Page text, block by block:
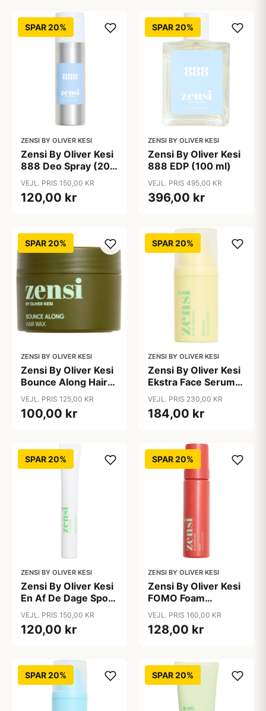
SPAR 20%
ZENSI BY OLIVER KESI
Zensi By Oliver Kesi
888 Deo Spray (200
ml)
VEJL. PRIS 150,00 KR
120,00 kr
SPAR 20%
ZENSI BY OLIVER KESI
Zensi By Oliver Kesi
888 EDP (100 ml)
VEJL. PRIS 495,00 KR
396,00 kr
SPAR 20%
ZENSI BY OLIVER KESI
Zensi By Oliver Kesi
Bounce Along Hair
Wax (60 g)
VEJL. PRIS 125,00 KR
100,00 kr
SPAR 20%
ZENSI BY OLIVER KESI
Zensi By Oliver Kesi
Ekstra Face Serum
(30 ml)
VEJL. PRIS 230,00 KR
184,00 kr
SPAR 20%
ZENSI BY OLIVER KESI
Zensi By Oliver Kesi
En Af De Dage Spot
Stick (15 ml)
VEJL. PRIS 150,00 KR
120,00 kr
SPAR 20%
ZENSI BY OLIVER KESI
Zensi By Oliver Kesi
FOMO Foam
Cleanser (200 ml)
VEJL. PRIS 160,00 KR
128,00 kr
SPAR 20% SPAR 20%